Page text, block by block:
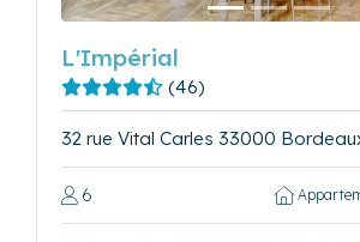
L'Impérial
(46)
32 rue Vital Carles 33000
6